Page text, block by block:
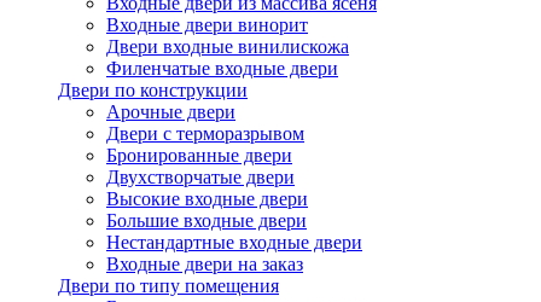
Входные двери винорит
Двери входные винилискожа
Филенчатые входные двери
Двери по конструкции
Арочные двери
Двери с терморазрывом
Бронированные двери
Двухстворчатые двери
Высокие входные двери
Большие входные двери
Нестандартные входные двери
Входные двери на заказ
Двери по типу помещения